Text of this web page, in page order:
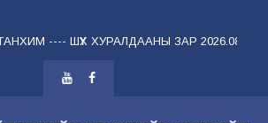
---- ШҮҮХ ХУРАЛДААНЫ ЗАР 2026.08.12